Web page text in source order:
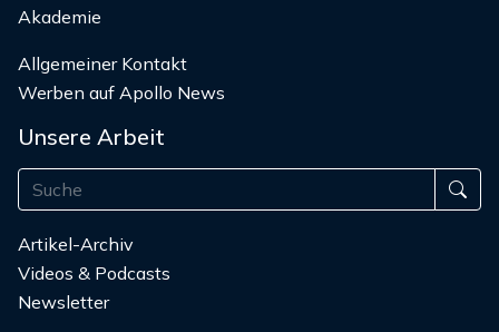
Akademie
Allgemeiner Kontakt
Werben auf Apollo News
Unsere Arbeit
Artikel-Archiv
Videos & Podcasts
Newsletter